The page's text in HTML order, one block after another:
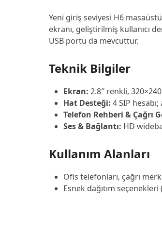
Yeni giriş seviyesi H6
ekranı, geliştirilmiş kullanıcı
USB portu da mevcuttur.
Teknik Bilgiler
Ekran: 2.8″ renkli,
Hat Desteği: 4 SIP
Telefon Rehberi & Çağrı
Ses & Bağlantı: HD
Kullanım Alanları
Ofis telefonları, çağrı
Esnek dağıtım